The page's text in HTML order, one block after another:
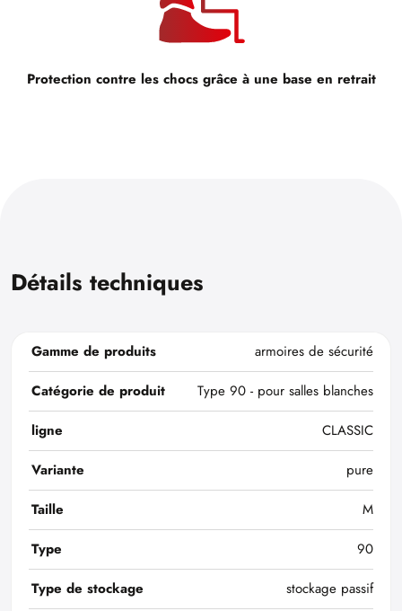
Protection contre les chocs grâce à une base en retrait
Détails techniques
Gamme de produits
armoires de sécurité
Catégorie de produit
Type 90 - pour salles blanches
ligne
CLASSIC
Variante
pure
Taille
M
Type
90
Type de stockage
stockage passif